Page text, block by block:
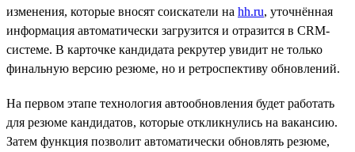
изменения, которые вносят соискатели на hh.ru, уточнённая
информация автоматически загрузится и отразится в CRM-
системе. В карточке кандидата рекрутер увидит не только
финальную версию резюме, но и ретроспективу обновлений.
На первом этапе технология автообновления будет работать
для резюме кандидатов, которые откликнулись на вакансию.
Затем функция позволит автоматически обновлять резюме,